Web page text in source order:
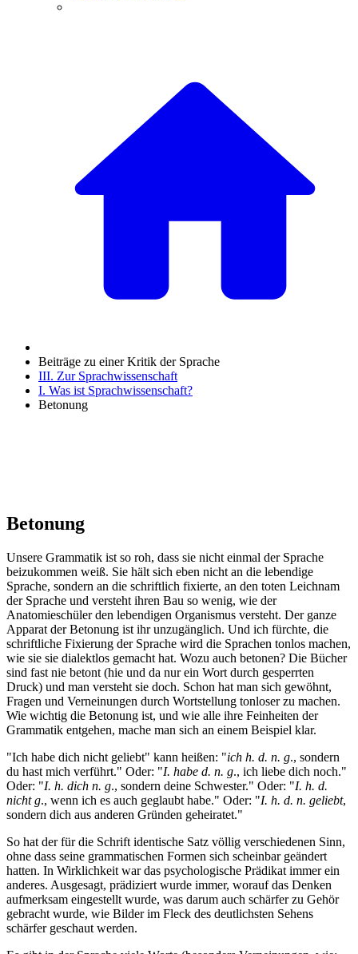
Beiträge zu einer Kritik der Sprache
III. Zur Sprachwissenschaft
I. Was ist Sprachwissenschaft?
Betonung
Betonung
Unsere Grammatik ist so roh, dass sie nicht einmal der Sprache
beizukommen weiß. Sie hält sich eben nicht an die lebendige
Sprache, sondern an die schriftlich fixierte, an den toten Leichnam
der Sprache und versteht ihren Bau so wenig, wie der
Anatomieschüler den lebendigen Organismus versteht. Der ganze
Apparat der Betonung ist ihr unzugänglich. Und ich fürchte, die
schriftliche Fixierung der Sprache wird die Sprachen tonlos machen,
wie sie sie dialektlos gemacht hat. Wozu auch betonen? Die Bücher
sind fast nie betont (hie und da nur ein Wort durch gesperrten
Druck) und man versteht sie doch. Schon hat man sich gewöhnt,
Fragen und Verneinungen durch Wortstellung tonloser zu machen.
Wie wichtig die Betonung ist, und wie alle ihre Feinheiten der
Grammatik entgehen, mache man sich an einem Beispiel klar.
"Ich habe dich nicht geliebt" kann heißen: "ich h. d. n. g., sondern
du hast mich verführt." Oder: "I. habe d. n. g., ich liebe dich noch."
Oder: "I. h. dich n. g., sondern deine Schwester." Oder: "I. h. d.
nicht g., wenn ich es auch geglaubt habe." Oder: "I. h. d. n. geliebt,
sondern dich aus anderen Gründen geheiratet."
So hat der für die Schrift identische Satz völlig verschiedenen Sinn,
ohne dass seine grammatischen Formen sich scheinbar geändert
hatten. In Wirklichkeit war das psychologische Prädikat immer ein
anderes. Ausgesagt, prädiziert wurde immer, worauf das Denken
aufmerksam eingestellt wurde, was darum auch schärfer zu Gehör
gebracht wurde, wie Bilder im Fleck des deutlichsten Sehens
schärfer geschaut werden.